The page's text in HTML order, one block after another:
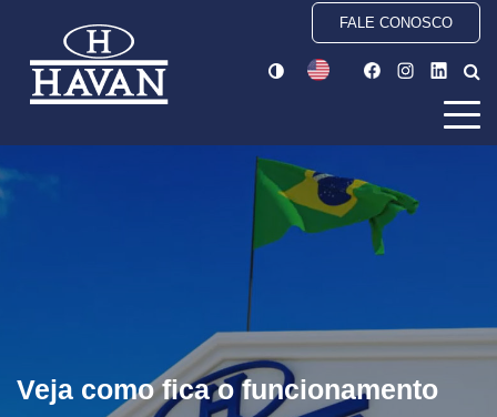
FALE CONOSCO
Veja como fica o funcionamento